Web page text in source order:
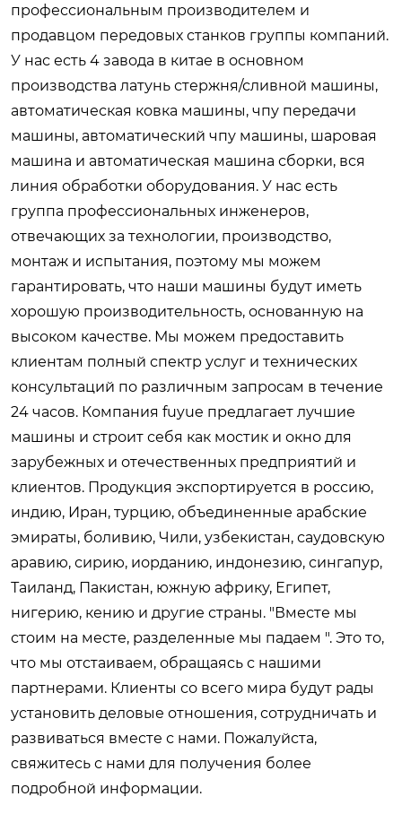
профессиональным производителем и
продавцом передовых станков группы компаний.
У нас есть 4 завода в китае в основном
производства латунь стержня/сливной машины,
автоматическая ковка машины, чпу передачи
машины, автоматический чпу машины, шаровая
машина и автоматическая машина сборки, вся
линия обработки оборудования. У нас есть
группа профессиональных инженеров,
отвечающих за технологии, производство,
монтаж и испытания, поэтому мы можем
гарантировать, что наши машины будут иметь
хорошую производительность, основанную на
высоком качестве. Мы можем предоставить
клиентам полный спектр услуг и технических
консультаций по различным запросам в течение
24 часов. Компания fuyue предлагает лучшие
машины и строит себя как мостик и окно для
зарубежных и отечественных предприятий и
клиентов. Продукция экспортируется в россию,
индию, Иран, турцию, объединенные арабские
эмираты, боливию, Чили, узбекистан, саудовскую
аравию, сирию, иорданию, индонезию, сингапур,
Таиланд, Пакистан, южную африку, Египет,
нигерию, кению и другие страны. "Вместе мы
стоим на месте, разделенные мы падаем ". Это то,
что мы отстаиваем, обращаясь с нашими
партнерами. Клиенты со всего мира будут рады
установить деловые отношения, сотрудничать и
развиваться вместе с нами. Пожалуйста,
свяжитесь с нами для получения более
подробной информации.